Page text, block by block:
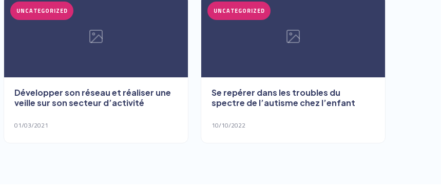
UNCATEGORIZED
Développer son réseau et réaliser une
veille sur son secteur d’activité
01/03/2021
UNCATEGORIZED
Se repérer dans les troubles du
spectre de l’autisme chez l’enfant
10/10/2022